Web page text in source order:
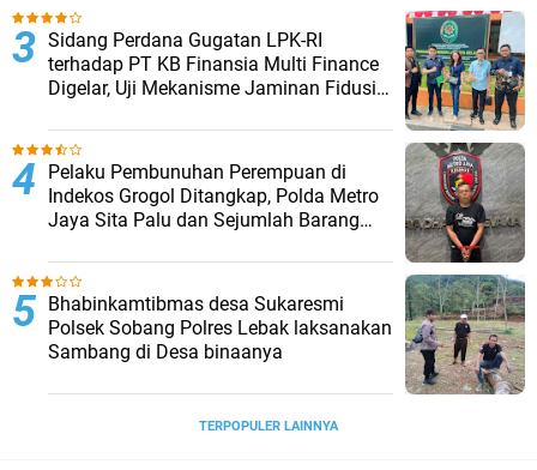
Sidang Perdana Gugatan LPK-RI
terhadap PT KB Finansia Multi Finance
Digelar, Uji Mekanisme Jaminan Fidusia
Pelaku Pembunuhan Perempuan di
Indekos Grogol Ditangkap, Polda Metro
Jaya Sita Palu dan Sejumlah Barang
Bhabinkamtibmas desa Sukaresmi
Polsek Sobang Polres Lebak laksanakan
Sambang di Desa binaanya
TERPOPULER LAINNYA